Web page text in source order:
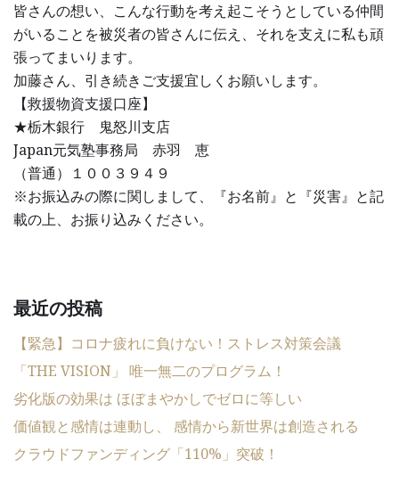
皆さんの想い、こんな行動を考え起こそうとしている仲間
がいることを被災者の皆さんに伝え、それを支えに私も頑
張ってまいります。
加藤さん、引き続きご支援宜しくお願いします。
【救援物資支援口座】
★栃木銀行 鬼怒川支店
Japan元気塾事務局 赤羽 恵
（普通）１００３９４９
※お振込みの際に関しまして、『お名前』と『災害』と記
載の上、お振り込みください。
最近の投稿
【緊急】コロナ疲れに負けない！ストレス対策会議
「THE VISION」 唯一無二のプログラム！
劣化版の効果は ほぼまやかしでゼロに等しい
価値観と感情は連動し、 感情から新世界は創造される
クラウドファンディング「110%」突破！